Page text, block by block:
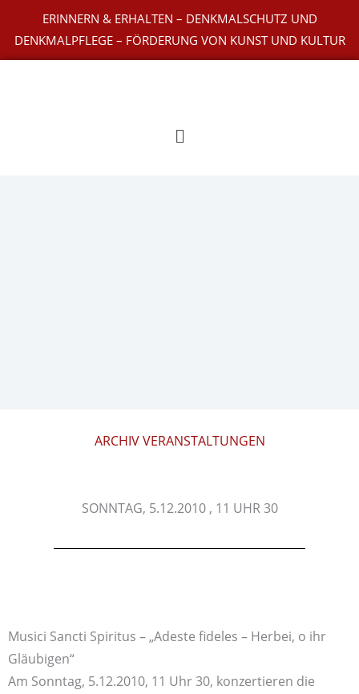
Inhalt
springen
ERINNERN & ERHALTEN – DENKMALSCHUTZ UND
DENKMALPFLEGE – FÖRDERUNG VON KUNST UND KULTUR
Main
ARCHIV VERANSTALTUNGEN
SONNTAG, 5.12.2010 , 11 UHR 30
Musici Sancti Spiritus – „Adeste fideles – Herbei, o ihr
Gläubigen“
Am Sonntag, 5.12.2010, 11 Uhr 30, konzertieren die